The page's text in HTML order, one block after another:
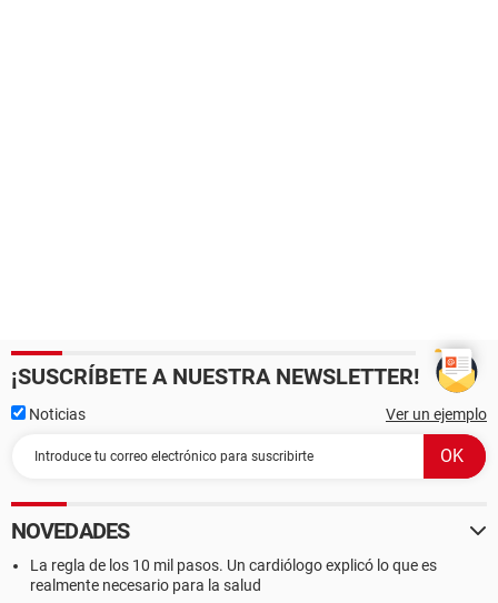
¡SUSCRÍBETE A NUESTRA NEWSLETTER!
Noticias Ver un ejemplo
NOVEDADES
La regla de los 10 mil pasos. Un cardiólogo explicó lo que es
realmente necesario para la salud